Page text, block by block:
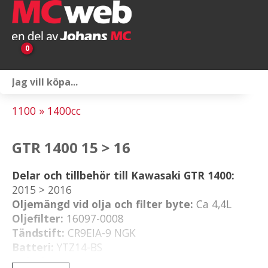
0
Universaltillbehör
Merchandise
1100 » 1400cc
GTR 1400 15 > 16
Delar och tillbehör till Kawasaki GTR 1400:
2015 > 2016
Oljemängd vid olja och filter byte: Ca 4,4L
Oljefilter: 16097-0008
Tändstift: CR9EIA-9 NGK
Batteri: YTZ14-BS
Luftfilter:11013-0014